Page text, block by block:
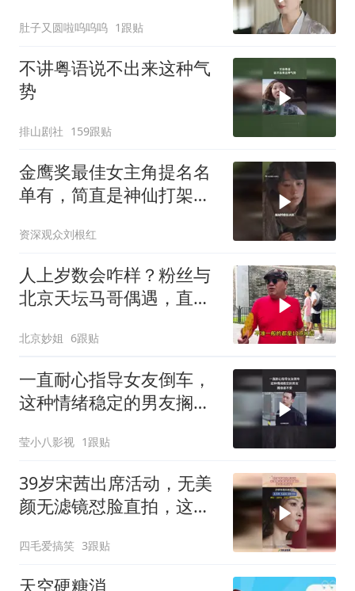
肚子又圆啦呜呜呜 1跟贴
不讲粤语说不出来这种气
势
排山剧社 159跟贴
金鹰奖最佳女主角提名名
单有，简直是神仙打架！
资深观众刘根红
人上岁数会咋样？粉丝与
北京天坛马哥偶遇，直言
北京妙姐 6跟贴
一直耐心指导女友倒车，
这种情绪稳定的男友搁谁
莹小八影视 1跟贴
39岁宋茜出席活动，无美
颜无滤镜怼脸直拍，这状
四毛爱搞笑 3跟贴
天空硬糖消